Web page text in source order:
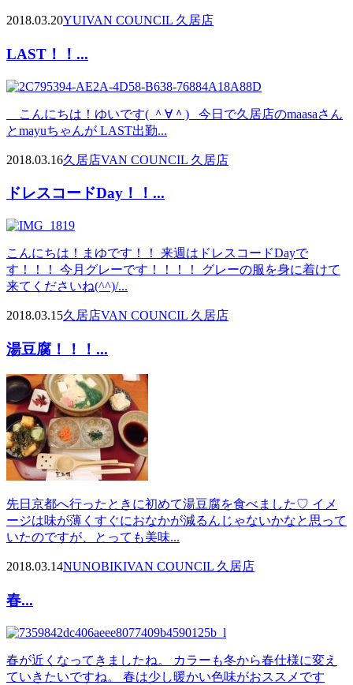
2018.03.20YUIVAN COUNCIL 久居店
LAST！！...
こんにちは！ゆいです( ＾∀＾) 今日で久居店のmaasaさん
とmayuちゃんが LAST出勤...
2018.03.16久居店VAN COUNCIL 久居店
ドレスコードDay！！...
こんにちは！まゆです！！ 来週はドレスコードDayで
す！！！ 今月グレーです！！！！ グレーの服を身に着けて
来てくださいね(^^)/...
2018.03.15久居店VAN COUNCIL 久居店
湯豆腐！！！...
先日京都へ行ったときに初めて湯豆腐を食べました♡ イメ
ージは味が薄くすぐにおなかが減るんじゃないかなと思って
いたのですが、とっても美味...
2018.03.14NUNOBIKIVAN COUNCIL 久居店
春...
春が近くなってきましたね。 カラーも冬から春仕様に変え
ていきたいですね。 春は少し暖かい色味がおススメです